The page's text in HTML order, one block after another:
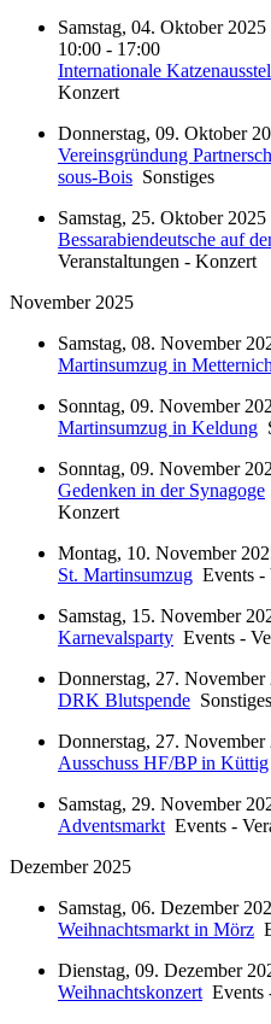
Samstag, 04. Oktober
10:00 - 17:00
Internationale
Konzert
Donnerstag, 09. Oktober
Vereinsgründung
sous-Bois Sonstiges
Samstag, 25. Oktober
Bessarabiendeutsche auf
Veranstaltungen - Konzert
November 2025
Samstag, 08. November
Martinsumzug in Metternich
Sonntag, 09. November
Martinsumzug in Keldung
Sonntag, 09. November
Gedenken in der Synagoge
Konzert
Montag, 10. November
St. Martinsumzug Events -
Samstag, 15. November
Karnevalsparty Events -
Donnerstag, 27.
DRK Blutspende Sonstiges
Donnerstag, 27. November
Ausschuss HF/BP in Küttig
Samstag, 29. November
Adventsmarkt Events -
Dezember 2025
Samstag, 06. Dezember
Weihnachtsmarkt in Mörz
Dienstag, 09. Dezember
Weihnachtskonzert Events